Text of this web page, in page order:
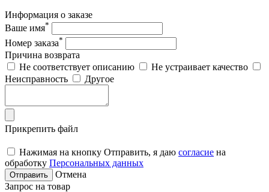
Информация о заказе
Ваше имя*
Номер заказа*
Причина возврата
Не соответствует описанию
Не устраивает качество
Неисправность
Другое
Прикрепить файл
Нажимая на кнопку Отправить, я даю согласие на
обработку Персональных данных
Отправить
Отмена
Запрос на товар